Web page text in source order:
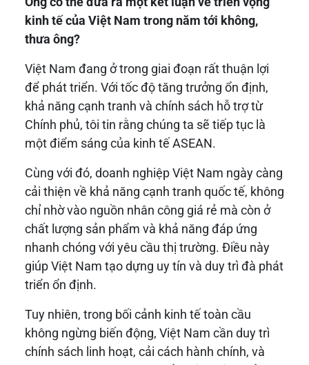
kinh tế của Việt Nam trong năm tới không,
thưa ông?
Việt Nam đang ở trong giai đoạn rất thuận lợi
để phát triển. Với tốc độ tăng trưởng ổn định,
khả năng cạnh tranh và chính sách hỗ trợ từ
Chính phủ, tôi tin rằng chúng ta sẽ tiếp tục là
một điểm sáng của kinh tế ASEAN.
Cùng với đó, doanh nghiệp Việt Nam ngày càng
cải thiện về khả năng cạnh tranh quốc tế, không
chỉ nhờ vào nguồn nhân công giá rẻ mà còn ở
chất lượng sản phẩm và khả năng đáp ứng
nhanh chóng với yêu cầu thị trường. Điều này
giúp Việt Nam tạo dựng uy tín và duy trì đà phát
triển ổn định.
Tuy nhiên, trong bối cảnh kinh tế toàn cầu
không ngừng biến động, Việt Nam cần duy trì
chính sách linh hoạt, cải cách hành chính, và